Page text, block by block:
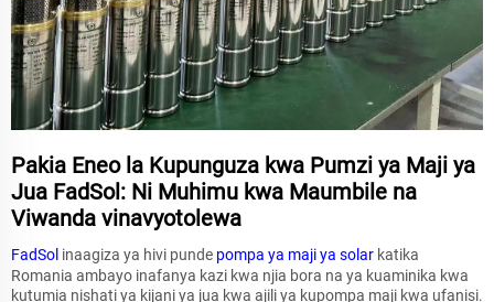
Pakia Eneo la Kupunguza kwa Pumzi ya Maji ya
Jua FadSol: Ni Muhimu kwa Maumbile na
Viwanda vinavyotolewa
FadSol inaagiza ya hivi punde pompa ya maji ya solar katika
Romania ambayo inafanya kazi kwa njia bora na ya kuaminika kwa
kutumia nishati ya kijani ya jua kwa ajili ya kupompa maji kwa ufanisi.